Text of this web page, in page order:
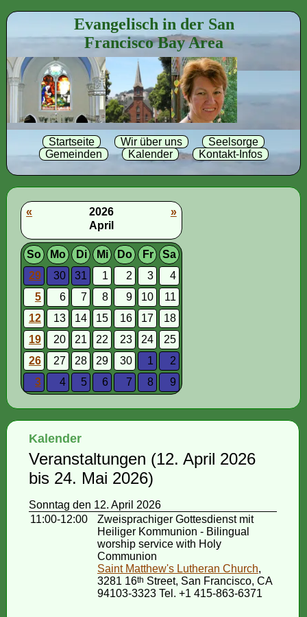
Evangelisch in der San
Francisco Bay Area
Startseite Wir über uns
Seelsorge
Gemeinden
Kalender Kontakt-Infos
»
2026
April
«
So Mo Di Mi Do Fr
Sa
29
30 31 1 2 3
4
5
6 7 8 9 10
11
12
13 14 15 16 17
18
19
20 21 22 23 24
25
26
27 28 29 30 1
2
3
4 5 6 7 8 9
Kalender
Veranstaltungen (12. April 2026
bis 24. Mai 2026)
Sonntag den 12. April 2026
11:00-12:00
Zweisprachiger Gottesdienst mit
Heiliger Kommunion - Bilingual
worship service with Holy
Communion
Saint Matthew's Lutheran Church,
3281 16th Street, San Francisco, CA
94103-3323 Tel. +1 415-863-6371